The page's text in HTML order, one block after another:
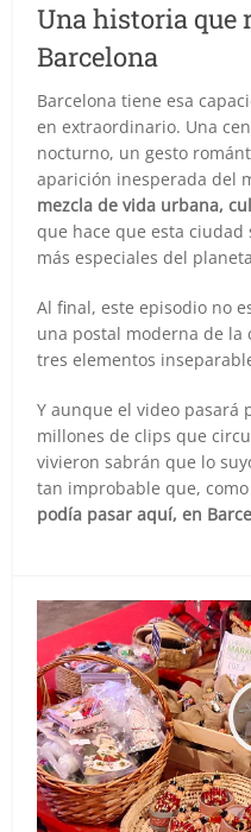
Una historia que
Barcelona
Barcelona tiene esa
en extraordinario. Una
nocturno, un gesto
aparición inesperada del
mezcla de vida urbana,
que hace que esta
más especiales del
Al final, este episodio no
una postal moderna de
tres elementos
Y aunque el video pasará
millones de clips que
vivieron sabrán que lo
tan improbable que,
podía pasar aquí, en